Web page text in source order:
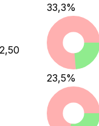
33,3%
2,50
23,5%